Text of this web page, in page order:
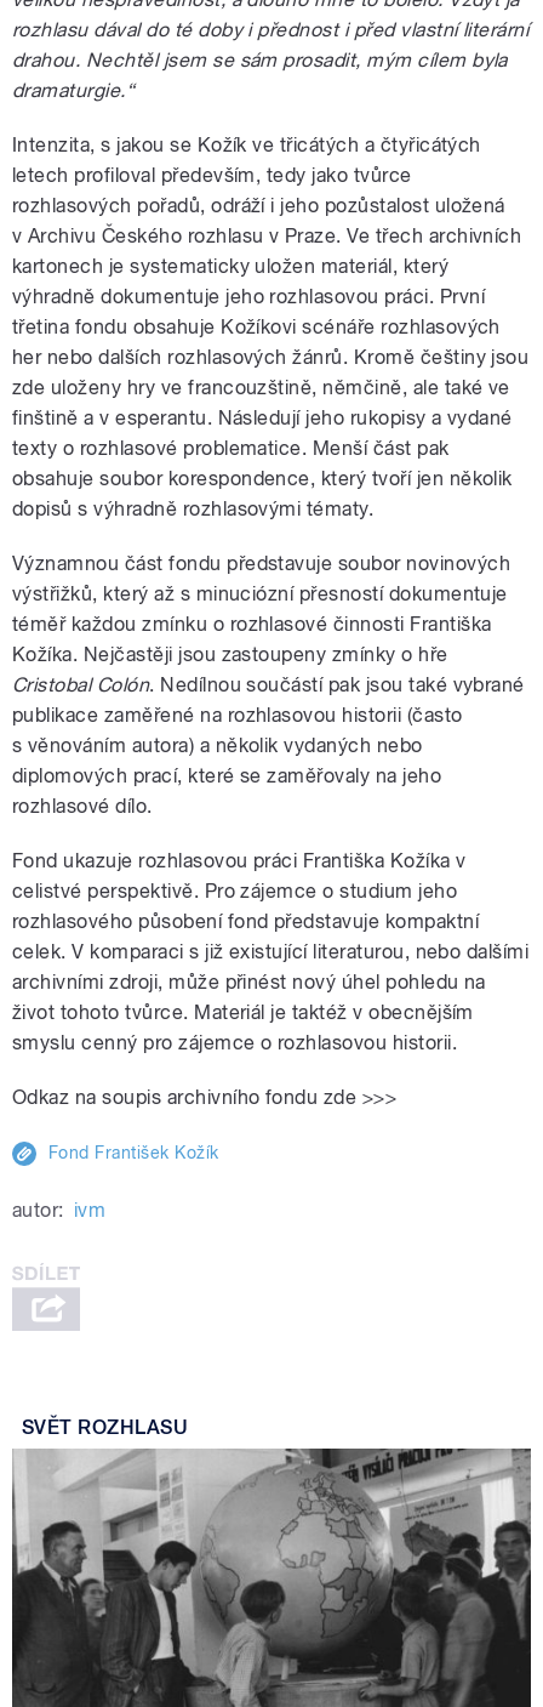
rozhlasu dával do té doby i přednost i před vlastní literární
drahou. Nechtěl jsem se sám prosadit, mým cílem byla
dramaturgie.“
Intenzita, s jakou se Kožík ve třicátých a čtyřicátých
letech profiloval především, tedy jako tvůrce
rozhlasových pořadů, odráží i jeho pozůstalost uložená
v Archivu Českého rozhlasu v Praze. Ve třech archivních
kartonech je systematicky uložen materiál, který
výhradně dokumentuje jeho rozhlasovou práci. První
třetina fondu obsahuje Kožíkovi scénáře rozhlasových
her nebo dalších rozhlasových žánrů. Kromě češtiny jsou
zde uloženy hry ve francouzštině, němčině, ale také ve
finštině a v esperantu. Následují jeho rukopisy a vydané
texty o rozhlasové problematice. Menší část pak
obsahuje soubor korespondence, který tvoří jen několik
dopisů s výhradně rozhlasovými tématy.
Významnou část fondu představuje soubor novinových
výstřižků, který až s minuciózní přesností dokumentuje
téměř každou zmínku o rozhlasové činnosti Františka
Kožíka. Nejčastěji jsou zastoupeny zmínky o hře
Cristobal Colón. Nedílnou součástí pak jsou také vybrané
publikace zaměřené na rozhlasovou historii (často
s věnováním autora) a několik vydaných nebo
diplomových prací, které se zaměřovaly na jeho
rozhlasové dílo.
Fond ukazuje rozhlasovou práci Františka Kožíka v
celistvé perspektivě. Pro zájemce o studium jeho
rozhlasového působení fond představuje kompaktní
celek. V komparaci s již existující literaturou, nebo dalšími
archivními zdroji, může přinést nový úhel pohledu na
život tohoto tvůrce. Materiál je taktéž v obecnějším
smyslu cenný pro zájemce o rozhlasovou historii.
Odkaz na soupis archivního fondu zde >>>
Fond František Kožík
autor: ivm
SVĚT ROZHLASU